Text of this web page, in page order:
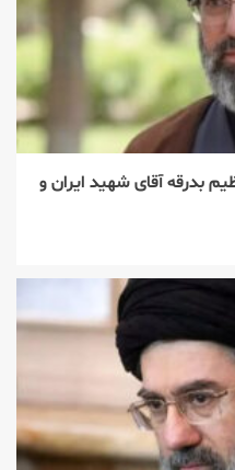
بدرقه آقای شهید ایران و